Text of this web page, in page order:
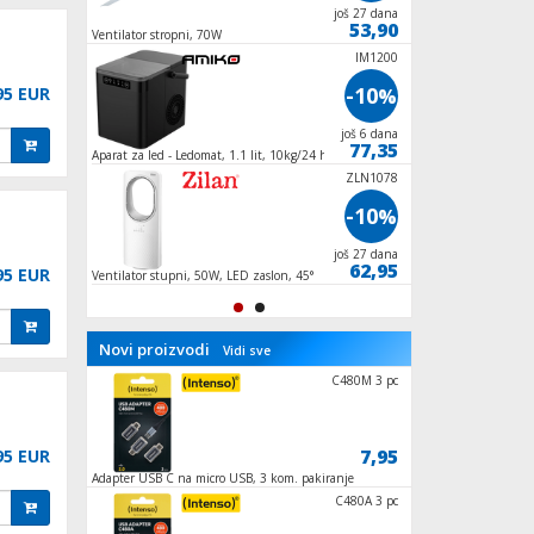
EUR
EUR
EUR
još 27 dana
Ventilator stropni, 70W
još 27 dana
53,90
Aparat za led - Ledomat, 1.1 lit, 10kg/24 h,
IM1200
-10%
još 6 dana
77,35
Ventilator stupni, 50W, LED zaslon, 45°
ZLN1078
-10%
još 27 dana
62,95
Novi proizvodi Vidi sve
7,90
FKTW 502
Adapter USB C na micro USB, 3 kom. pakiranje
C480M 3 pc
7,95
C480A 3 pc